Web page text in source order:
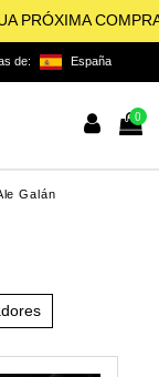
PRÓXIMA
de: España
0
Galán